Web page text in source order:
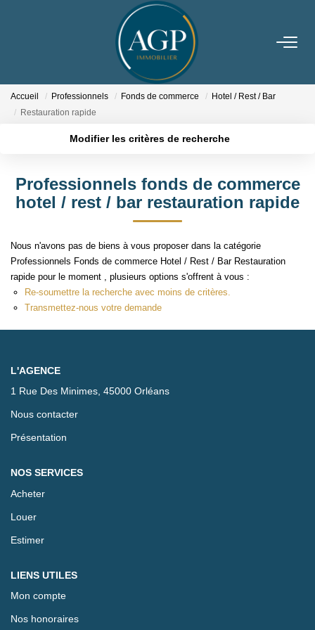
ACHETER
LOUER
GERER
NOTRE AGENCE
CONTACT
Accueil Professionnels Fonds de commerce
Hotel / Rest / Bar
Restauration rapide
Modifier les critères de recherche
Sélectionnez...
Type de bien
Surface min
Créer une alerte
Professionnels fonds de commerce
hotel / rest / bar restauration
rapide
Nous n'avons pas de biens à vous proposer dans la catégorie
Professionnels Fonds de commerce Hotel / Rest / Bar Restauration
rapide pour le moment , plusieurs options s'offrent à vous :
Re-soumettre la recherche avec moins de critères.
L'AGENCE
Nous contacter
Présentation
NOS SERVICES
Acheter
Louer
Estimer
LIENS UTILES
Mon compte
Nos honoraires